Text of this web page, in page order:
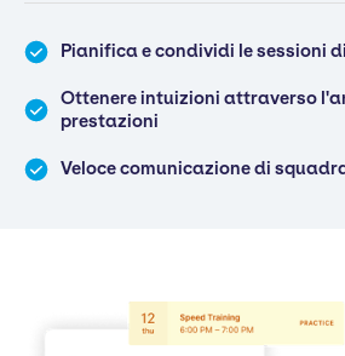
Pianifica e condividi le sessioni
Ottenere intuizioni attraverso
prestazioni
Veloce comunicazione di